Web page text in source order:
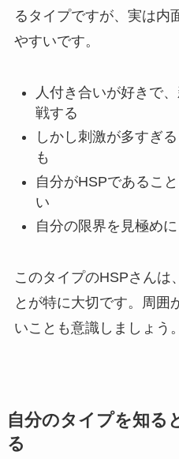
るタイプですが、実は内
やすいです。
人付き合いが好きで
戦する
しかし刺激が多すぎ
も
自分がHSPであるこ
い
自分の限界を見極め
このタイプのHSPさんは
とが特に大切です。周囲
いことも意識しましょう。
自分のタイプを知る
る